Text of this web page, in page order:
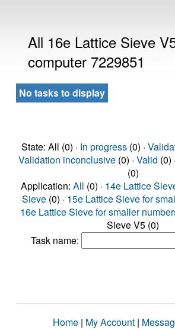
All 16e Lattice Sieve
computer 7229851
No tasks to display
State: All (0) · In progress(0) ·
Validation inconclusive(0) · Valid (0) ·
(0)
Application: All (0) · 14e Lattice
Sieve (0) · 15e Lattice Sieve for
16e Lattice Sieve for smaller
Sieve V5 (0)
Task name:
Home | My Account |